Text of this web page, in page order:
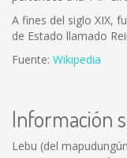
A fines del siglo XIX,
de Estado llamado
Fuente: Wikipedia
Información
Lebu (del